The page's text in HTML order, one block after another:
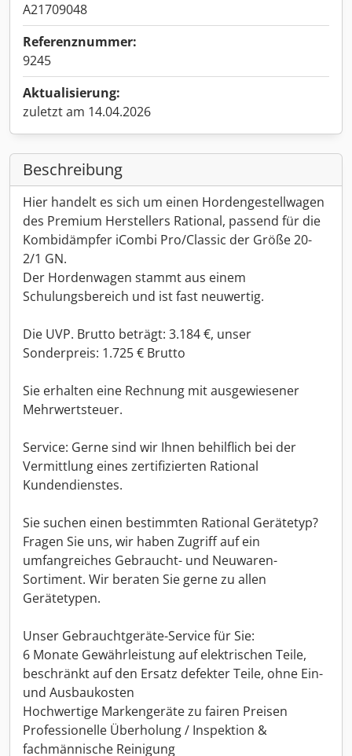
A21709048
Referenznummer:
9245
Aktualisierung:
zuletzt am 14.04.2026
Beschreibung
Hier handelt es sich um einen Hordengestellwagen
des Premium Herstellers Rational, passend für die
Kombidämpfer iCombi Pro/Classic der Größe 20-
2/1 GN.
Der Hordenwagen stammt aus einem
Schulungsbereich und ist fast neuwertig.
Die UVP. Brutto beträgt: 3.184 €, unser
Sonderpreis: 1.725 € Brutto
Sie erhalten eine Rechnung mit ausgewiesener
Mehrwertsteuer.
Service: Gerne sind wir Ihnen behilflich bei der
Vermittlung eines zertifizierten Rational
Kundendienstes.
Sie suchen einen bestimmten Rational Gerätetyp?
Fragen Sie uns, wir haben Zugriff auf ein
umfangreiches Gebraucht- und Neuwaren-
Sortiment. Wir beraten Sie gerne zu allen
Gerätetypen.
Unser Gebrauchtgeräte-Service für Sie:
6 Monate Gewährleistung auf elektrischen Teile,
beschränkt auf den Ersatz defekter Teile, ohne Ein-
und Ausbaukosten
Hochwertige Markengeräte zu fairen Preisen
Professionelle Überholung / Inspektion &
fachmännische Reinigung